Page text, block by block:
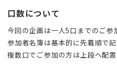
口数について
今回の企画は一人5口までのご参
参加者名簿は基本的に先着順で記
複数口でご参加の方は上段へ配置